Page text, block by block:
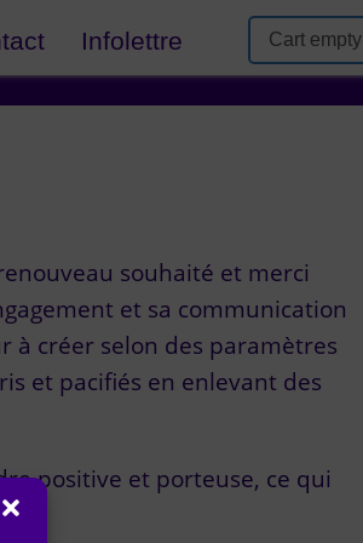
Infolettre Cart empty
souhaité et merci
et sa communication
à créer selon des paramètres
et pacifiés en enlevant des
positive et porteuse, ce qui